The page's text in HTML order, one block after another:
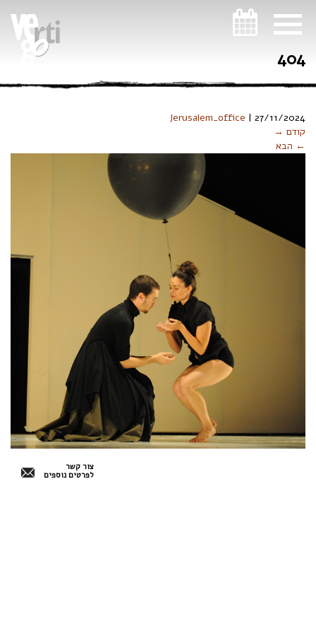
404
Jerusalem_office | 27/11/2024
קודם →
← הבא
צור קשר
לפרטים נוספים